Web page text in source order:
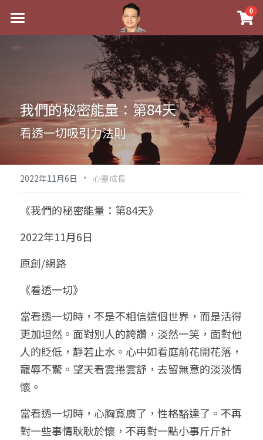
0
最新消息
祖傳命理
課程介紹
五行八字學
後天派陽宅
黃金會員專區
八字雜記
心靈成長
人氣最高
站長精選
臉書生活
好書推廌
試閱專區
Podcast聽書
團隊訓練營
八字視頻
陽宅視頻
線上直播
自我挑戰
線上學苑
八字初階班1
八字初階班2
八字進階班
八字中階班
八字高階班
五人實戰班
五行計算高階班
命理商城
八字完整班
《十神高階實戰錄》完整典藏版
科學八字推理PDF
八字批命
小兒命名
我的著作
科學八字推理1
科學八字推理2
科學八字推理3
科學八字輕鬆學
與我預約
批命預約
上課預約
常見問題
登錄/註冊
搜索
繁體中文
support@p8zicourse.com
我們的秘密能量：第84天
看透一切吸引力法則
2022年11月6日 · 心靈成長
《我們的秘密能量：第84天》
2022年11月6日
原創/網路
《看透一切》
當看透一切時，不是不相信這個世界，而是活得
更加坦然。面對別人的誇讚，淡然一笑，面對他
人的貶低，靜若止水。心中如看庭前花開花落，
寵辱不驚。望天看雲捲雲舒，去留無意的淡淡情
懷。
當看透一切時，心胸寬廣了，性格豁達了。不再
對一些事情耿耿於懷，不再對一點小事斤斤計
×
商品分類
八字線上完整班
科學八字推理PDF
《十神高階實戰錄》完整典藏版
1美元超值PDF